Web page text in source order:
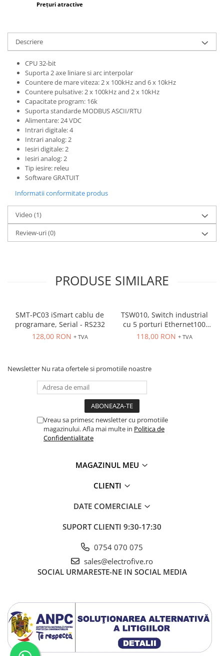
Prețuri atractive
Descriere
CPU 32-bit
Suporta 2 axe liniare si arc interpolar
Countere de mare viteza: 2 x 100kHz and 6 x 10kHz
Countere pulsative: 2 x 100kHz and 2 x 10kHz
Capacitate program: 16k
Suporta standarde MODBUS ASCII/RTU
Alimentare: 24 VDC
Intrari digitale: 4
Intrari analog: 2
Iesiri digitale: 2
Iesiri analog: 2
Tip iesire: releu
Software GRATUIT
Informatii conformitate produs
Video (1)
Review-uri(0)
PRODUSE SIMILARE
SMT-PC03 iSmart cablu de
programare, Serial - RS232
128,00 RON + TVA
TSW010, Switch industrial
cu 5 porturi Ethernet100
Mbps, montaj pe sina
118,00 RON + TVA
Newsletter Nu rata ofertele si promotiile noastre
Vreau sa primesc newsletter cu promotiile
magazinului. Afla mai multe in Politica de
Confidentialitate
MAGAZINUL MEU
CLIENTI
DATE COMERCIALE
SUPORT CLIENTI 9:30-17:30
0754 070 075
sales@electrofive.ro
SOCIAL URMARESTE-NE IN SOCIAL MEDIA